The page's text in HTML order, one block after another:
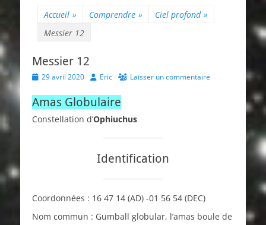
Accueil » Comprendre » Ciel profond »
Messier 12
Messier 12
Posted
29 avril 2020 Author
Eric Laisser un commentaire
Amas Globulaire
Constellation d’Ophiuchus
Identification
Coordonnées : 16 47 14 (AD) -01 56 54 (DEC)
Nom commun : Gumball globular, l’amas boule de